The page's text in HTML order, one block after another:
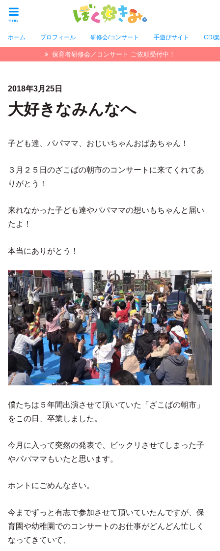
menu
ホーム プロフィール 研修会/コンサート 手遊びサイト CD/
保育者研修会／コンサート ご依頼受付中！
2018年3月25日
大好きなみんなへ
子ども達、パパママ、おじいちゃんおばあちゃん！
３月２５日のざこばの朝市のコンサートに来てくれてあ
りがとう！
来れなかった子ども達やパパママの想いもちゃんと届い
たよ！
本当にありがとう！
僕たちは５年間出演させて頂いていた「ざこばの朝市」
をこの日、卒業しました。
今月に入って突然の発表で、ビックリさせてしまった子
やパパママもいたと思います。
ホントにごめんなさい。
今までずっと有志で参加させて頂いていたんですが、保
育園や幼稚園でのコンサートのお仕事がどんどん忙しく
なってきていて、